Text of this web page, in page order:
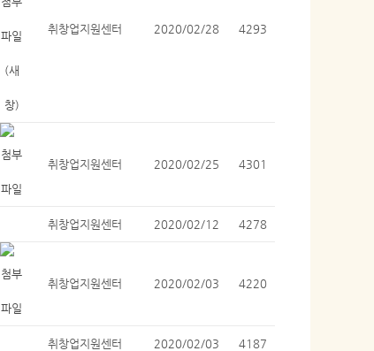
취창업지원센터 2020/02/28 4293
취창업지원센터 2020/02/25 4301
취창업지원센터 2020/02/12 4278
취창업지원센터 2020/02/03 4220
취창업지원센터 2020/02/03 4187